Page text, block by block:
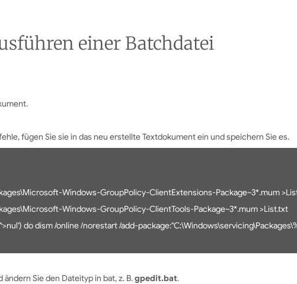
einer Batchdatei
fügen Sie sie in das neu erstellte Textdokument ein und speichern Sie es.
Windows-GroupPolicy-ClientExtensions-Package~3*.mum
Windows-GroupPolicy-ClientTools-Package~3*.mum >List.txt
do dism /online /norestart /add-
Sie den Dateityp in bat, z. B.gpedit.bat.